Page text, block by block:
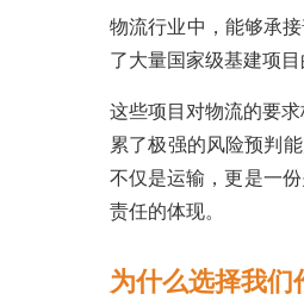
物流行业中，能够承
了大量国家级基建项
这些项目对物流的要
累了极强的风险预判
不仅是运输，更是一
责任的体现。
为什么选择我们